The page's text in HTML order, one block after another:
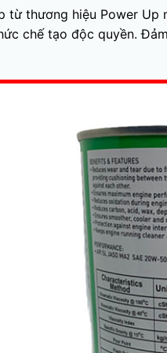
từ thương hiệu Power Up
chế tạo độc quyền.